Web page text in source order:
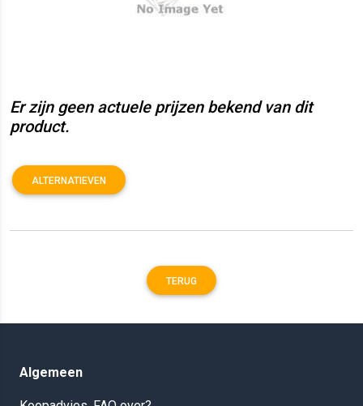
Er zijn geen actuele prijzen bekend van dit
product.
ALTERNATIEVEN
TERUG
Algemeen